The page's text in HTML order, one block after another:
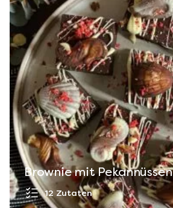
Brownie mit Pekannüssen
12 Zutaten